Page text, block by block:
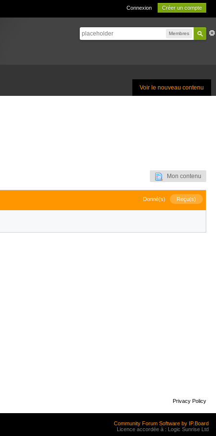
Connexion Créer un compte
Membres
Voir le nouveau contenu
Mon contenu
Donné(s) Reçu(s)
Privacy Policy
Community Forum Software by IP.Board
Licence accordée à : Logic Sunrise Ltd